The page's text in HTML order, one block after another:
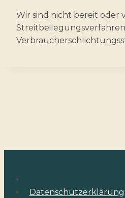
Wir sind nicht bereit oder
Datenschutzerklärung